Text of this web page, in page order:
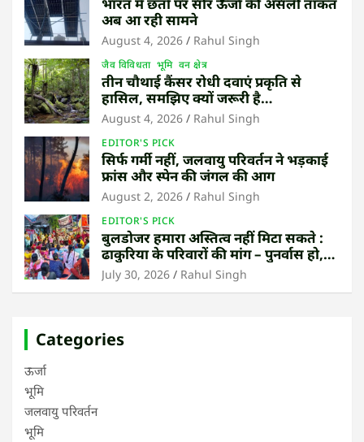
अब आ रही सामने
August 4, 2026 Rahul Singh
जैव विविधता भूमि वन क्षेत्र
तीन चौथाई कैंसर रोधी दवाएं प्रकृति से
हासिल, समझिए क्यों जरूरी है
उष्णकटिबंधीय जंगल बचाना
August 4, 2026 Rahul Singh
EDITOR'S PICK
सिर्फ गर्मी नहीं, जलवायु परिवर्तन ने भड़काई
फ्रांस और स्पेन की जंगल की आग
August 2, 2026 Rahul Singh
EDITOR'S PICK
बुलडोजर हमारा अस्तित्व नहीं मिटा सकते :
ढाकुरिया के परिवारों की मांग – पुनर्वास हो,
बेदखली नहीं
July 30, 2026 Rahul Singh
Categories
ऊर्जा
भूमि
जलवायु परिवर्तन
भूमि